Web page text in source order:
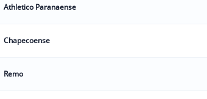
Athletico Paranaense
Chapecoense
Remo